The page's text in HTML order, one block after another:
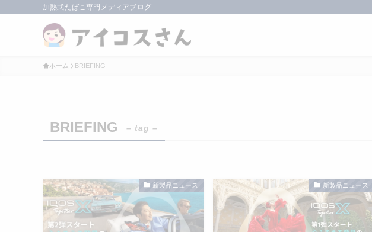
加熱式たばこ専門メディアブログ
ホーム BRIEFING
BRIEFING – tag –
新製品ニュース 新製品ニュース